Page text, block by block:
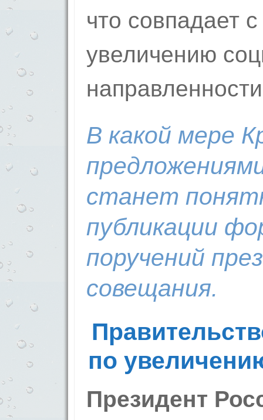
что совпадает
увеличению
В какой мере
станет
публикации
поручений
совещания.
по
Президент